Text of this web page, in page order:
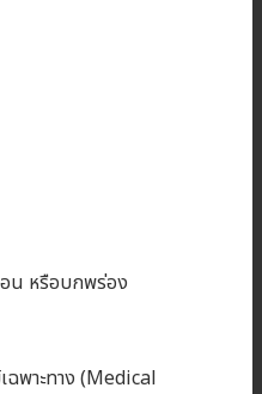
น หรือบกพร่อง
พาะทาง (Medical